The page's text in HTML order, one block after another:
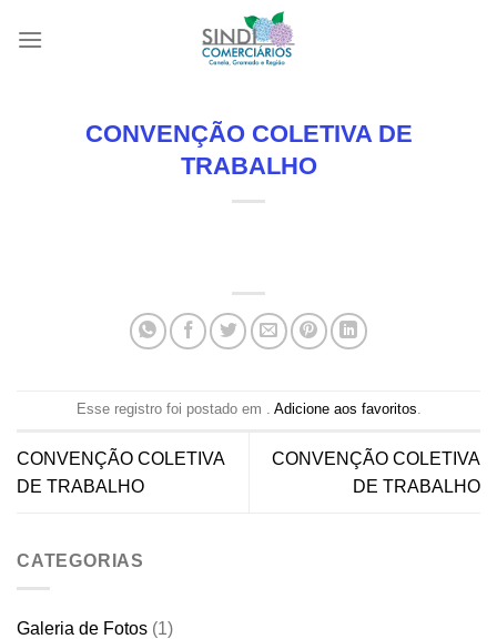
CONVENÇÃO COLETIVA DE
TRABALHO
Esse registro foi postado em . Adicione aos favoritos.
CONVENÇÃO COLETIVA
DE TRABALHO
CONVENÇÃO COLETIVA
DE TRABALHO
CATEGORIAS
Galeria de Fotos (1)